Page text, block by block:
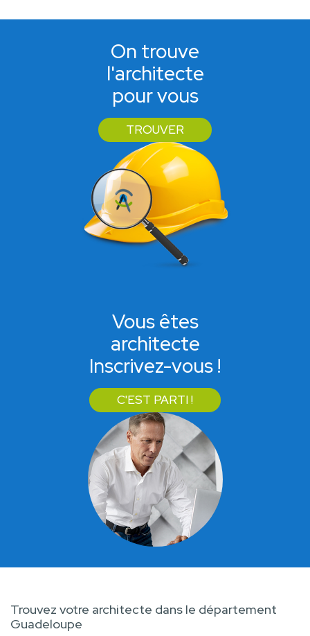
On trouve
l'architecte
pour vous
TROUVER
Vous êtes
architecte
Inscrivez-vous !
C'EST PARTI !
Trouvez votre architecte dans le département
Guadeloupe